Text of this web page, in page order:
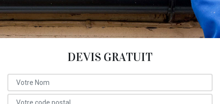
DEVIS GRATUIT